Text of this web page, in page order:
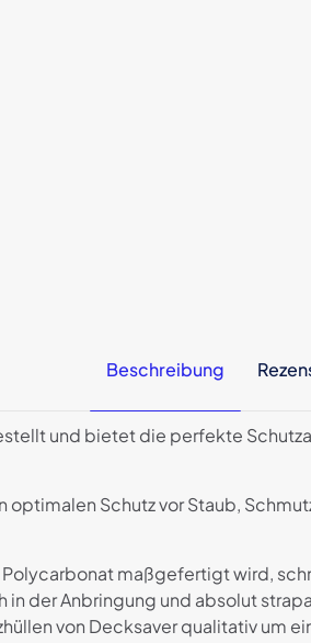
Beschreibung
und bietet die perfekte
optimalen Schutz vor Staub,
maßgefertigt wird,
in der Anbringung und absolut
von Decksaver qualitativ